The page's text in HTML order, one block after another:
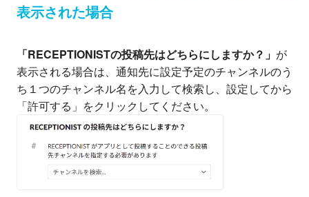
表示された場合
「RECEPTIONISTの投稿先はどちらにしますか？」 が
表示される場合は、通知先に設定予定のチャンネルのう
ち１つのチャンネル名を入力して検索し、設定してから
「許可する」をクリックしてください。